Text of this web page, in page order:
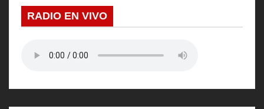
RADIO EN VIVO